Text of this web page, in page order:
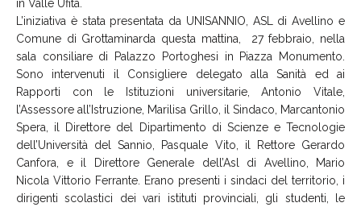
in Valle Ufita.
L’iniziativa è stata presentata da UNISANNIO, ASL di Avellino e
Comune di Grottaminarda questa mattina, 27 febbraio, nella
sala consiliare di Palazzo Portoghesi in Piazza Monumento.
Sono intervenuti il Consigliere delegato alla Sanità ed ai
Rapporti con le Istituzioni universitarie, Antonio Vitale,
l’Assessore all’Istruzione, Marilisa Grillo, il Sindaco, Marcantonio
Spera, il Direttore del Dipartimento di Scienze e Tecnologie
dell’Università del Sannio, Pasquale Vito, il Rettore Gerardo
Canfora, e il Direttore Generale dell’Asl di Avellino, Mario
Nicola Vittorio Ferrante. Erano presenti i sindaci del territorio, i
dirigenti scolastici dei vari istituti provinciali, gli studenti, le